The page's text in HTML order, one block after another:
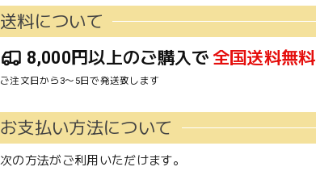
送料について
8,000円以上のご購入で 全国送料無料
ご注文日から3〜5日で発送致します
お支払い方法について
次の方法がご利用いただけます。